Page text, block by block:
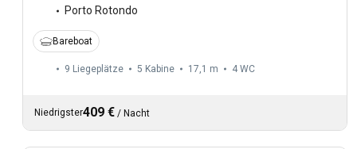
Porto Rotondo
Bareboat
9 Liegeplätze 5 Kabine 17,1 m 4 WC
Niedrigster409 € / Nacht